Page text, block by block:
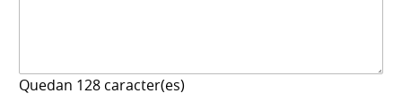
Quedan 128 caracter(es)